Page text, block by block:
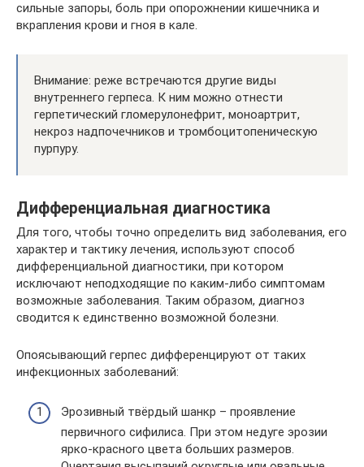
сильные запоры, боль при опорожнении кишечника и
вкрапления крови и гноя в кале.
Внимание: реже встречаются другие виды
внутреннего герпеса. К ним можно отнести
герпетический гломерулонефрит, моноартрит,
некроз надпочечников и тромбоцитопеническую
пурпуру.
Дифференциальная диагностика
Для того, чтобы точно определить вид заболевания, его
характер и тактику лечения, используют способ
дифференциальной диагностики, при котором
исключают неподходящие по каким-либо симптомам
возможные заболевания. Таким образом, диагноз
сводится к единственно возможной болезни.
Опоясывающий герпес дифференцируют от таких
инфекционных заболеваний:
Эрозивный твёрдый шанкр – проявление
первичного сифилиса. При этом недуге эрозии
ярко-красного цвета больших размеров.